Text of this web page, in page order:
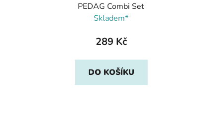
PEDAG Combi Set
Skladem*
289 Kč
DO KOŠÍKU